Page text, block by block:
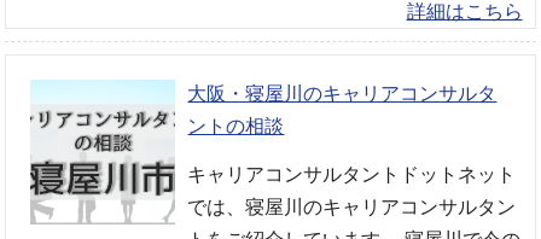
詳細はこちら
大阪・寝屋川のキャリアコンサルタ
ントの相談
キャリアコンサルタントドットネット
では、寝屋川のキャリアコンサルタン